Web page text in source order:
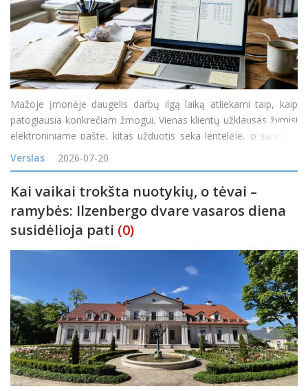
Mažoje įmonėje daugelis darbų ilgą laiką atliekami taip, kaip
patogiausia konkrečiam žmogui. Vienas klientų užklausas žymisi
elektroniniame pašte, kitas užduotis seka lentelėje, o sandėlio
likučiai tikrinami telefonu paklausus kolegos. Kol užsakymų
Verslas 2026-07-20
Kai vaikai trokšta nuotykių, o tėvai –
ramybės: Ilzenbergo dvare vasaros diena
susidėlioja pati (0)